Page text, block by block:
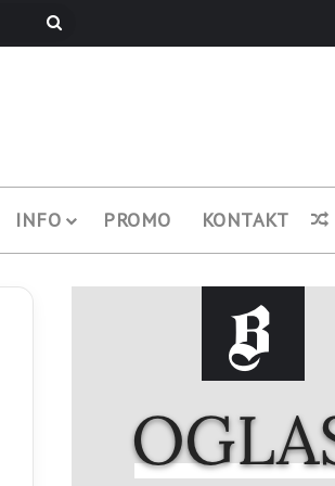
Pretraži
INFO PROMO KONTAKT